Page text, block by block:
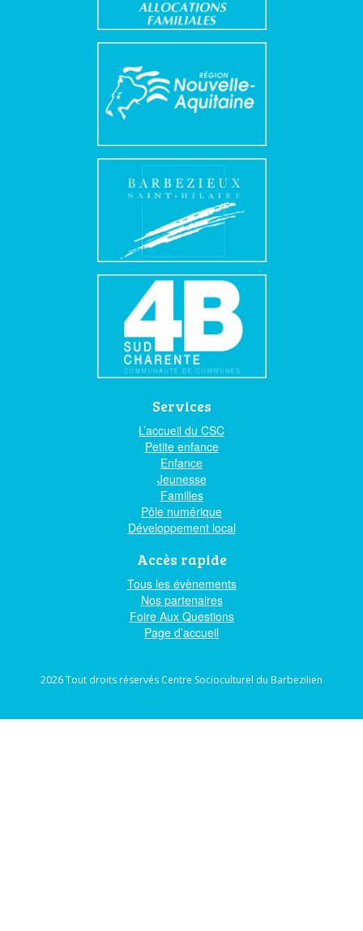
Services
L’accueil du CSC
Petite enfance
Enfance
Jeunesse
Familles
Pôle numérique
Développement local
Accès rapide
Tous les évènements
Nos partenaires
Foire Aux Questions
Page d’accueil
2026 Tout droits réservés Centre Socioculturel du Barbezilien